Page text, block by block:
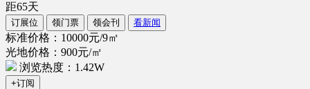
距65天
订展位 领门票 领会刊 看新闻
标准价格：10000元/9㎡
光地价格：900元/㎡
浏览热度：1.42W
+订阅